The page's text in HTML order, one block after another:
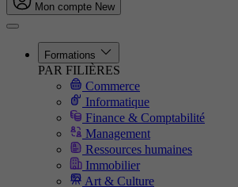
Mon compte New
Formations
PAR FILIÈRES
Commerce
Informatique
Finance & Comptabilité
Management
Ressources humaines
Immobilier
Art & Culture